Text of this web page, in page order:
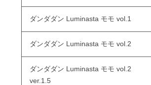
ダンダダン Luminasta モモ vol.1
ダンダダン Luminasta モモ vol.2
ダンダダン Luminasta モモ vol.2
ver.1.5